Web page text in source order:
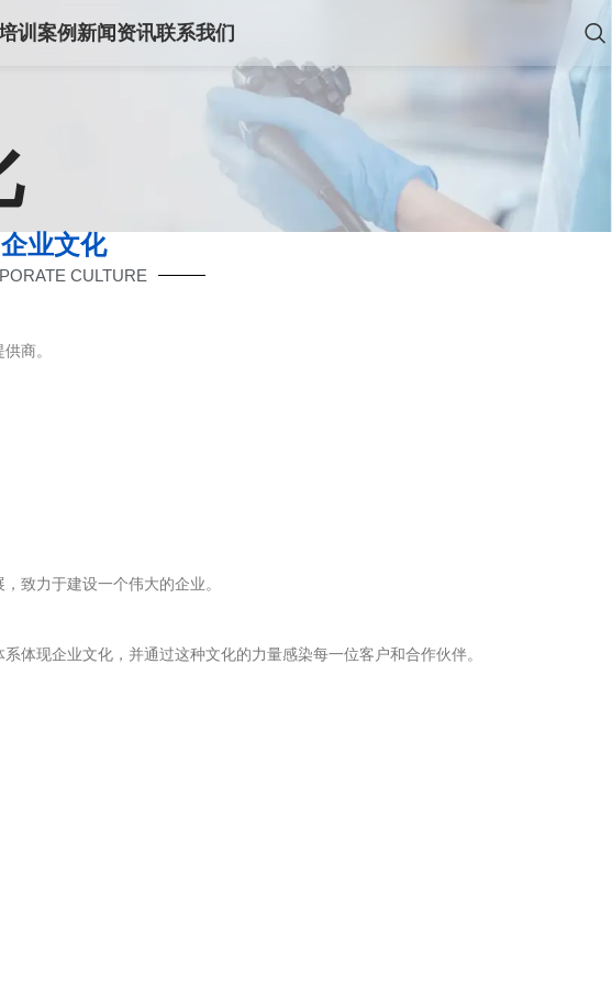
训案例新闻资讯联系我们
企业文化
CULTURE
商。
致力于建设一个伟大的企业。
体现企业文化，并通过这种文化的力量感染每一位客户和合作伙伴。